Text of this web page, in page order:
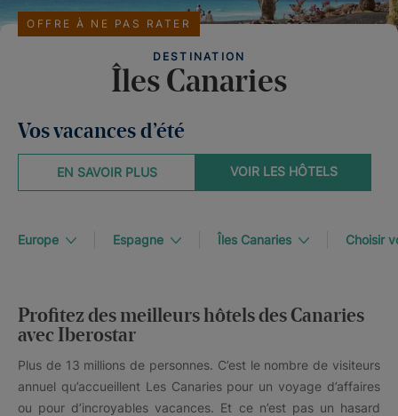
DESTINATION
Îles Canaries
OFFRE À NE PAS RATER
Vos vacances d’été
VOIR LES HÔTELS
EN SAVOIR PLUS
Europe Espagne Îles Canaries Choisir
Profitez des meilleurs hôtels des Canaries
avec Iberostar
Plus de 13 millions de personnes. C’est le nombre de visiteurs
annuel qu’accueillent Les Canaries pour un voyage d’affaires
ou pour d’incroyables vacances. Et ce n’est pas un hasard